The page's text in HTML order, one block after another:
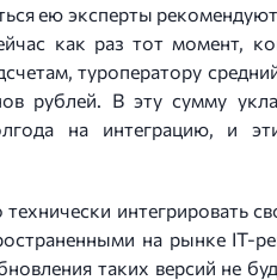
ею эксперты
как раз тот момент,
туроператору
рублей. В эту сумму
на интеграцию, и
интегрировать
на рынке IT-
таких версий не